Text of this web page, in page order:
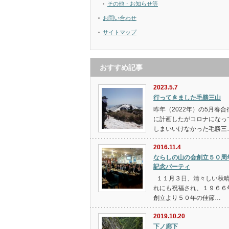
その他・お知らせ等
お問い合わせ
サイトマップ
おすすめ記事
2023.5.7
行ってきました毛勝三山
昨年（2022年）の5月春合
に計画したがコロナになっ
しまいいけなかった毛勝
2016.11.4
ならしの山の会創立５０周
記念パーティ
１１月３日、清々しい秋
れにも祝福され、１９６６
創立より５０年の佳節…
2019.10.20
下ノ廊下